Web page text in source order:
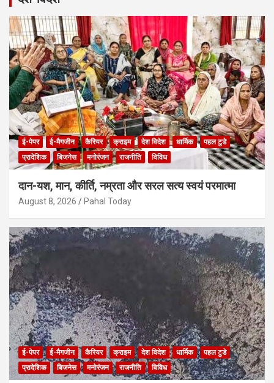
ई-पेपर ई-मैगजीन कैरियर क्राइम देश विदेश धार्मिक
पहल टुडे
प्रादेशिक
बिजनेस मनोरंजन राजनीति विविध
दान-यश, मान, कीर्ति, नम्रता और सरल सत्य स्वयं परमात्मा
August 8, 2026 Pahal Today
ई-पेपर ई-मैगजीन कैरियर क्राइम देश विदेश धार्मिक
पहल टुडे
प्रादेशिक
बिजनेस मनोरंजन राजनीति विविध